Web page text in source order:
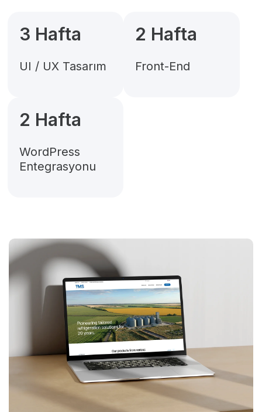
3 Hafta
UI / UX Tasarım
2 Hafta
Front-End
2 Hafta
WordPress
Entegrasyonu